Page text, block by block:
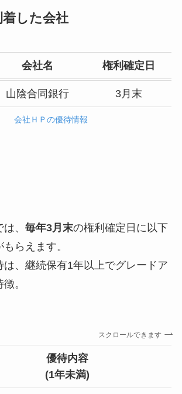
した会社
会社名 権利確定日
山陰合同銀行 3月末
会社ＨＰの優待情報
、 毎年3月末の権利確定日に以下
らえます。
は、継続保有1年以上でグレードア
。
スクロールできます
優待内容
(1年未満)